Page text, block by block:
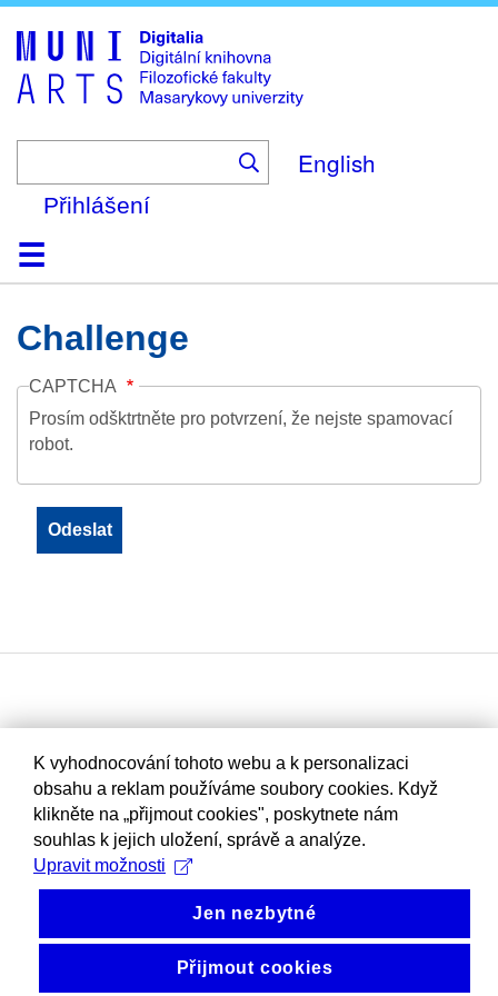
to
main
content
English
Přihlášení
DomůKolekce
Prohlížení
Vyhledávání
O platformě
Nápověda
KontaktDigitalia
Challenge
CAPTCHA
Prosím odšktrtněte pro potvrzení, že nejste spamovací
robot.
K vyhodnocování tohoto webu a k personalizaci
obsahu a reklam používáme soubory cookies. Když
klikněte na „přijmout cookies", poskytnete nám
souhlas k jejich uložení, správě a analýze.
Upravit možnosti
Jen nezbytné
Přijmout cookies